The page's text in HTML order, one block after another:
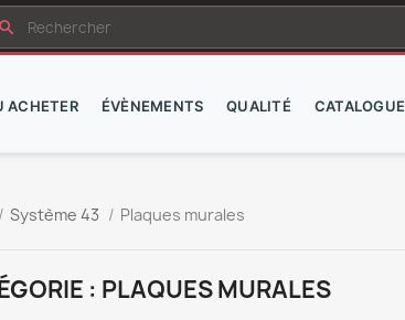
ACHETER ÉVÈNEMENTS QUALITÉ CATALOGUE
Système 43 Plaques murales
: PLAQUES MURALES